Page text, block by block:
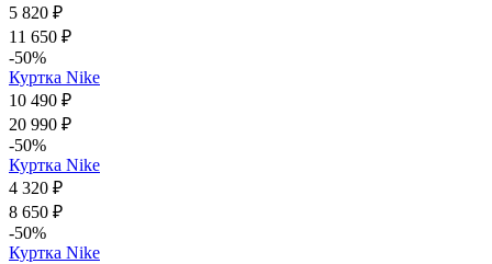
5 820 ₽
11 650 ₽
-50%
Куртка Nike
10 490 ₽
20 990 ₽
-50%
Куртка Nike
4 320 ₽
8 650 ₽
-50%
Куртка Nike